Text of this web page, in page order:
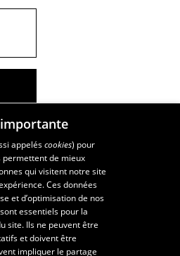
d’art et de design
du territoire et de développement
appeléscookies) pour
permettent de mieux
qui visitent notre site
Ces données
et d’optimisation de nos
essentiels pour la
site. Ils ne peuvent être
et doivent être
impliquer le partage